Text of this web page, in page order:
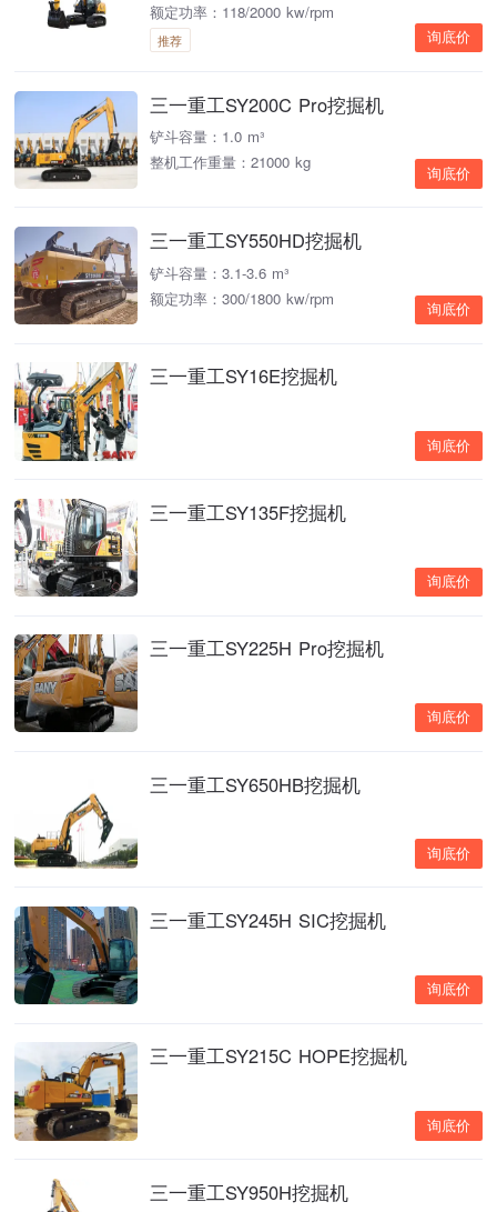
额定功率：118/2000 kw/rpm
推荐 询底价
三一重工SY200C Pro挖掘机
铲斗容量：1.0 m³
整机工作重量：21000 kg
询底价
三一重工SY550HD挖掘机
铲斗容量：3.1-3.6 m³
额定功率：300/1800 kw/rpm
询底价
三一重工SY16E挖掘机
询底价
三一重工SY135F挖掘机
询底价
三一重工SY225H Pro挖掘机
询底价
三一重工SY650HB挖掘机
询底价
三一重工SY245H SIC挖掘机
询底价
三一重工SY215C HOPE挖掘机
询底价
三一重工SY950H挖掘机